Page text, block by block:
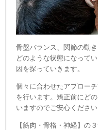
骨盤バランス、関節の動
どのような状態になって
因を探っていきます。
個々に合わせたアプロー
を行います。矯正前にど
いますのでご安心ください
【筋肉・骨格・神経】の